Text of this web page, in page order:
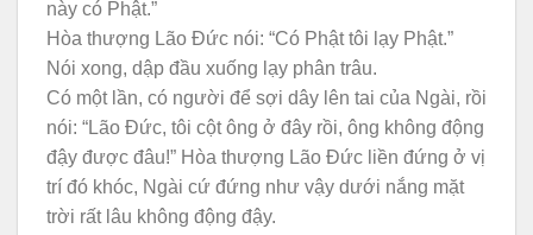
này có Phật.”
Hòa thượng Lão Đức nói: “Có Phật tôi lạy Phật.”
Nói xong, dập đầu xuống lạy phân trâu.
Có một lần, có người để sợi dây lên tai của Ngài, rồi
nói: “Lão Đức, tôi cột ông ở đây rồi, ông không động
đậy được đâu!” Hòa thượng Lão Đức liền đứng ở vị
trí đó khóc, Ngài cứ đứng như vậy dưới nắng mặt
trời rất lâu không động đậy.